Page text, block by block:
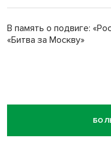
В память о подвиге:
«Битва за Москву»